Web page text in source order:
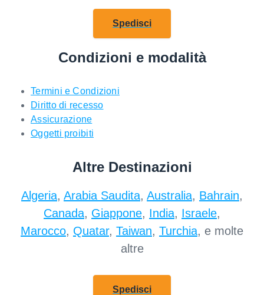
Spedisci
Condizioni e modalità
Termini e Condizioni
Diritto di recesso
Assicurazione
Oggetti proibiti
Altre Destinazioni
Algeria, Arabia Saudita, Australia, Bahrain,
Canada, Giappone, India, Israele,
Marocco, Quatar, Taiwan, Turchia, e molte
altre
Spedisci